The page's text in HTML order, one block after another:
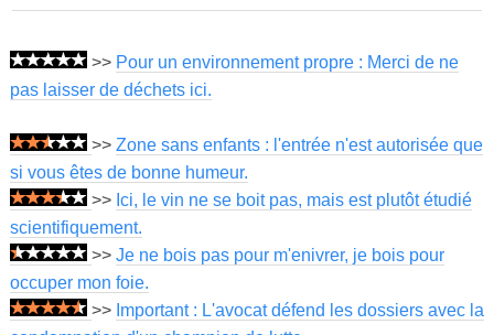
>> Pour un environnement propre : Merci de ne
pas laisser de déchets ici.
>> Zone sans enfants : l'entrée n'est autorisée que
si vous êtes de bonne humeur.
>> Ici, le vin ne se boit pas, mais est plutôt étudié
scientifiquement.
>> Je ne bois pas pour m'enivrer, je bois pour
occuper mon foie.
>> Important : L'avocat défend les dossiers avec la